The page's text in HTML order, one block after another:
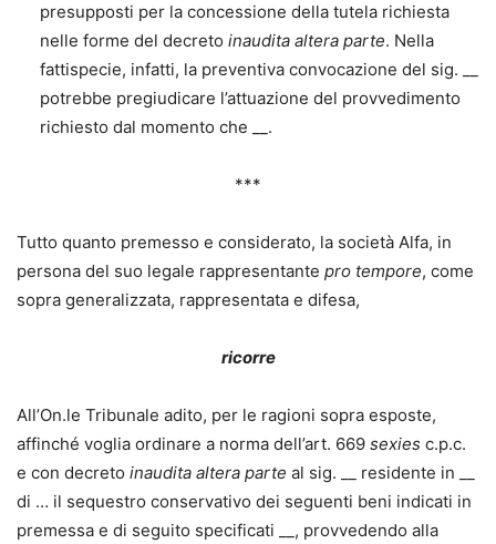
presupposti per la concessione della tutela richiesta
nelle forme del decreto inaudita altera parte. Nella
fattispecie, infatti, la preventiva convocazione del sig. __
potrebbe pregiudicare l’attuazione del provvedimento
richiesto dal momento che __.
***
Tutto quanto premesso e considerato, la società Alfa, in
persona del suo legale rappresentante pro tempore, come
sopra generalizzata, rappresentata e difesa,
ricorre
All’On.le Tribunale adito, per le ragioni sopra esposte,
affinché voglia ordinare a norma dell’art. 669 sexies c.p.c.
e con decreto inaudita altera parte al sig. __ residente in __
di … il sequestro conservativo dei seguenti beni indicati in
premessa e di seguito specificati __, provvedendo alla